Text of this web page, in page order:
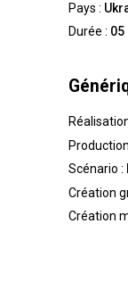
Pays :
Durée : 05
Scénario :
Création
Création